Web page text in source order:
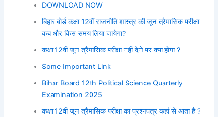
DOWNLOAD NOW
बिहार बोर्ड कक्षा 12वीं राजनीति शास्त्र की जून त्रैमासिक परीक्षा
कब और किस समय लिया जायेगा?
कक्षा 12वीं जून त्रैमासिक परीक्षा नहीं देने पर क्या होगा ?
Some Important Link
Bihar Board 12th Political Science Quarterly
Examination 2025
कक्षा 12वीं जून त्रैमासिक परीक्षा का प्रश्नपत्र कहां से आता है ?